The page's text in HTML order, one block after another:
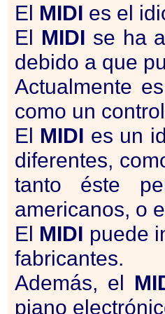
El MIDI es el
El MIDI se ha
debido a que
Actualmente
como un
El MIDI es un
diferentes,
tanto éste
americanos, o
El MIDI puede
fabricantes.
Además, el
piano